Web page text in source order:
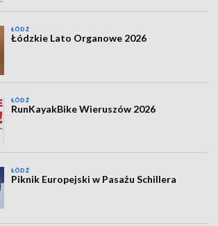
ŁÓDŹ
Łódzkie Lato Organowe 2026
ŁÓDŹ
RunKayakBike Wieruszów 2026
ŁÓDŹ
Piknik Europejski w Pasażu Schillera